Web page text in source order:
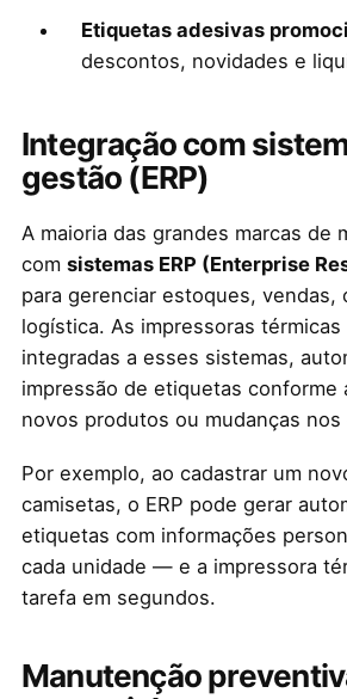
Etiquetas adesivas
descontos, novidades e
Integração com
gestão (ERP)
A maioria das grandes marcas de
com sistemas ERP (Enterprise
para gerenciar estoques, vendas,
logística. As impressoras
integradas a esses sistemas,
impressão de etiquetas conforme
novos produtos ou mudanças
Por exemplo, ao cadastrar um
camisetas, o ERP pode gerar
etiquetas com informações
cada unidade — e a impressora
tarefa em segundos.
Manutenção